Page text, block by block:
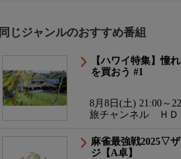
同じジャンルのおすすめ番組
【ハワイ特集】憧
を買おう #1
8月8日(土) 21:00～
旅チャンネル ＨＤ
麻雀最強戦2025▽
ジ【A卓】